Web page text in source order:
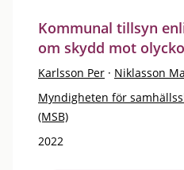
Kommunal tillsyn
om skydd mot
Karlsson Per · Niklasson
Myndigheten för
(MSB)
2022